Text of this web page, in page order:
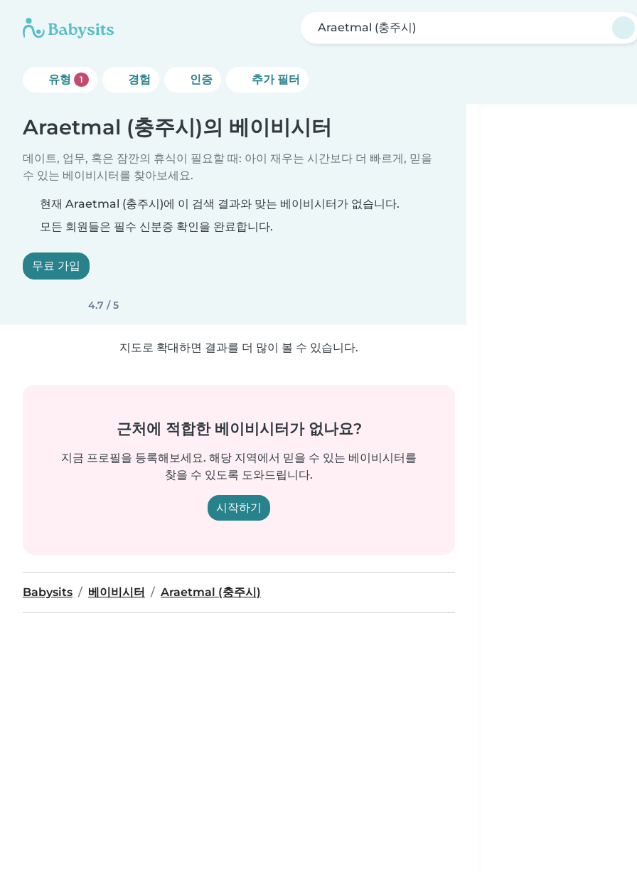
Araetmal (충주시)
유형 1 경험 인증 추가 필터
Araetmal (충주시)의 베이비시터
데이트, 업무, 혹은 잠깐의 휴식이 필요할 때: 아이 재우는 시간보다 더 빠르게, 믿을
수 있는 베이비시터를 찾아보세요.
현재 Araetmal (충주시)에 이 검색 결과와 맞는 베이비시터가 없습니다.
모든 회원들은 필수 신분증 확인을 완료합니다.
무료 가입
4.7 / 5
지도로 확대하면 결과를 더 많이 볼 수 있습니다.
근처에 적합한 베이비시터가 없나요?
지금 프로필을 등록해보세요. 해당 지역에서 믿을 수 있는 베이비시터를
찾을 수 있도록 도와드립니다.
시작하기
Babysits 베이비시터 Araetmal (충주시)